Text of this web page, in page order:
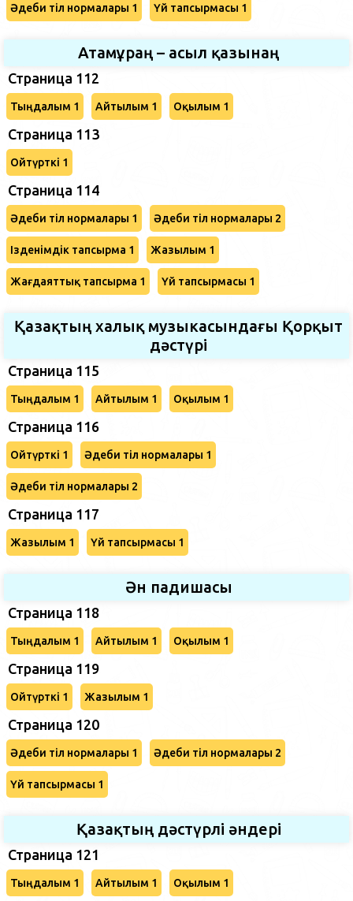
Әдеби тіл нормалары 1 Үй тапсырмасы 1
Атамұраң – асыл қазынаң
Страница 112
Тыңдалым 1 Айтылым 1 Оқылым 1
Страница 113
Ойтүрткі 1
Страница 114
Әдеби тіл нормалары 1 Әдеби тіл нормалары 2
Ізденімдік тапсырма 1 Жазылым 1
Жағдаяттық тапсырма 1 Үй тапсырмасы 1
Қазақтың халық музыкасындағы Қорқыт
дәстүрі
Страница 115
Тыңдалым 1 Айтылым 1 Оқылым 1
Страница 116
Ойтүрткі 1 Әдеби тіл нормалары 1
Әдеби тіл нормалары 2
Страница 117
Жазылым 1 Үй тапсырмасы 1
Ән падишасы
Страница 118
Тыңдалым 1 Айтылым 1 Оқылым 1
Страница 119
Ойтүрткі 1 Жазылым 1
Страница 120
Әдеби тіл нормалары 1 Әдеби тіл нормалары 2
Үй тапсырмасы 1
Қазақтың дәстүрлі әндері
Страница 121
Тыңдалым 1 Айтылым 1 Оқылым 1